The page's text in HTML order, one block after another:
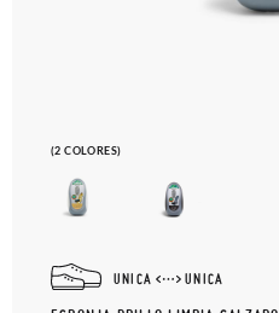
(2 COLORES)
UNICA UNICA